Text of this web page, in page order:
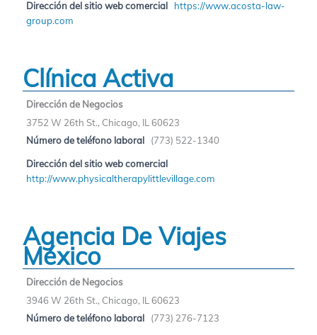
Dirección del sitio web comercial
https://www.acosta-law-
group.com
Clínica Activa
Dirección de Negocios
3752 W 26th St., Chicago, IL 60623
Número de teléfono laboral
(773) 522-1340
Dirección del sitio web comercial
http://www.physicaltherapylittlevillage.com
Agencia De Viajes
México
Dirección de Negocios
3946 W 26th St., Chicago, IL 60623
Número de teléfono laboral
(773) 276-7123